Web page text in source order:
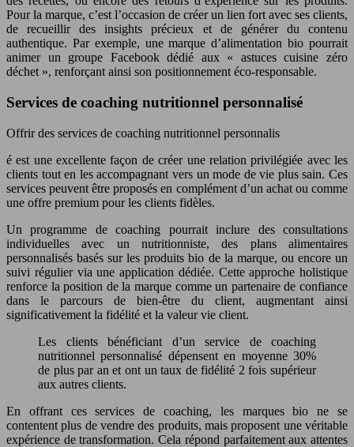
Pour la marque, c’est l’occasion de créer un lien fort avec ses clients,
de recueillir des insights précieux et de générer du contenu
authentique. Par exemple, une marque d’alimentation bio pourrait
animer un groupe Facebook dédié aux « astuces cuisine zéro
déchet », renforçant ainsi son positionnement éco-responsable.
Services de coaching nutritionnel personnalisé
Offrir des services de coaching nutritionnel personnalis
é est une excellente façon de créer une relation privilégiée avec les
clients tout en les accompagnant vers un mode de vie plus sain. Ces
services peuvent être proposés en complément d’un achat ou comme
une offre premium pour les clients fidèles.
Un programme de coaching pourrait inclure des consultations
individuelles avec un nutritionniste, des plans alimentaires
personnalisés basés sur les produits bio de la marque, ou encore un
suivi régulier via une application dédiée. Cette approche holistique
renforce la position de la marque comme un partenaire de confiance
dans le parcours de bien-être du client, augmentant ainsi
significativement la fidélité et la valeur vie client.
Les clients bénéficiant d’un service de coaching
nutritionnel personnalisé dépensent en moyenne 30%
de plus par an et ont un taux de fidélité 2 fois supérieur
aux autres clients.
En offrant ces services de coaching, les marques bio ne se
contentent plus de vendre des produits, mais proposent une véritable
expérience de transformation. Cela répond parfaitement aux attentes